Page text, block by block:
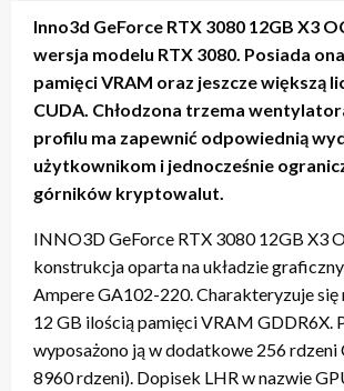
Inno3d GeForce RTX 3080 12GB X3
wersja modelu RTX 3080. Posiada
pamięci VRAM oraz jeszcze większą
CUDA. Chłodzona trzema
profilu ma zapewnić odpowiednią
użytkownikom i jednocześnie
górników kryptowalut.
INNO3D GeForce RTX 3080 12GB X3
konstrukcja oparta na układzie
Ampere GA102-220. Charakteryzuje się
12 GB ilością pamięci VRAM GDDR6X.
wyposażono ją w dodatkowe 256 rdzeni
8960 rdzeni). Dopisek LHR w nazwie